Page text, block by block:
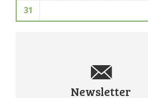
31
Newsletter